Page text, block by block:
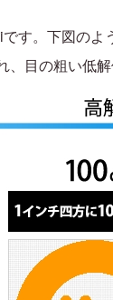
す。下図の
目の粗い低解